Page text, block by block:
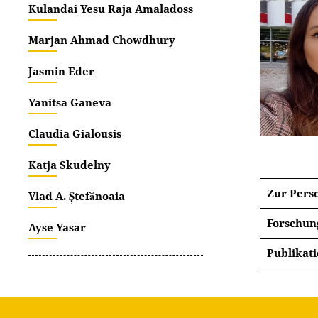
Kulandai Yesu Raja Amaladoss
Marjan Ahmad Chowdhury
Jasmin Eder
Yanitsa Ganeva
Claudia Gialousis
Katja Skudelny
Vlad A. Ștefănoaia
Ayse Yasar
Zur
in
man: